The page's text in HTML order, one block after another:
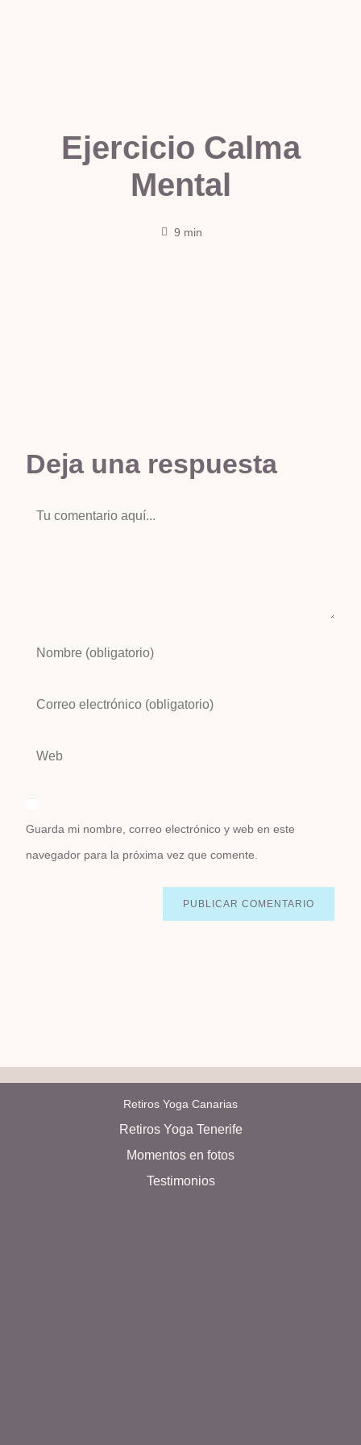
Ejercicio Calma
Mental
9 min
Deja una respuesta
Guarda mi nombre, correo electrónico y web en este
navegador para la próxima vez que comente.
Retiros Yoga Canarias
Retiros Yoga Tenerife
Momentos en fotos
Testimonios